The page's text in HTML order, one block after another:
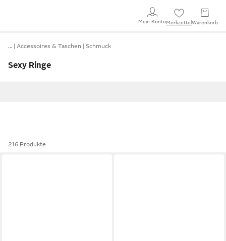
Mein KontoMerkzettel Warenkorb
… Accessoires & Taschen Schmuck
Sexy Ringe
216 Produkte